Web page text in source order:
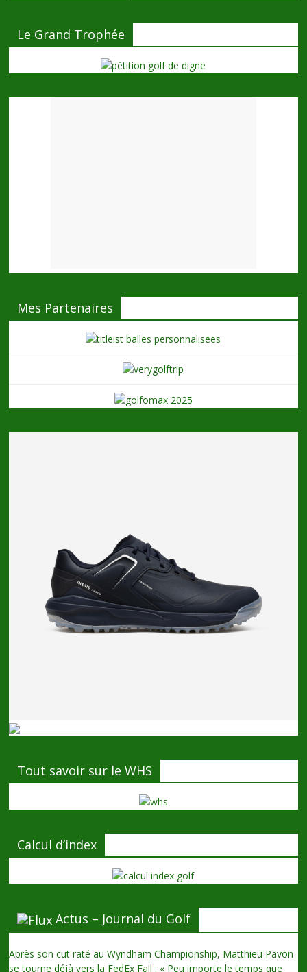
Le Grand Trophée
Mes Partenaires
Tout savoir sur le WHS
Calcul d’index
Actus – Journal du Golf
Après son cut raté au Wyndham Championship, Matthieu Pavon
se tourne déjà vers la FedEx Fall : « Peu importe le temps que